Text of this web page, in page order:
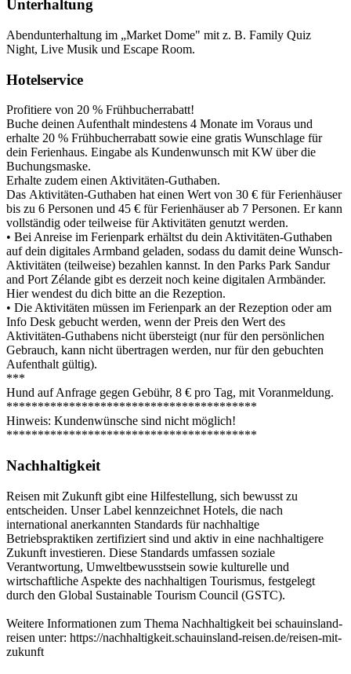
Unterhaltung
Abendunterhaltung im „Market Dome" mit z. B. Family Quiz
Night, Live Musik und Escape Room.
Hotelservice
Profitiere von 20 % Frühbucherrabatt!
Buche deinen Aufenthalt mindestens 4 Monate im Voraus und
erhalte 20 % Frühbucherrabatt sowie eine gratis Wunschlage für
dein Ferienhaus. Eingabe als Kundenwunsch mit KW über die
Buchungsmaske.
Erhalte zudem einen Aktivitäten-Guthaben.
Das Aktivitäten-Guthaben hat einen Wert von 30 € für Ferienhäuser
bis zu 6 Personen und 45 € für Ferienhäuser ab 7 Personen. Er kann
vollständig oder teilweise für Aktivitäten genutzt werden.
• Bei Anreise im Ferienpark erhältst du dein Aktivitäten-Guthaben
auf dein digitales Armband geladen, sodass du damit deine Wunsch-
Aktivitäten (teilweise) bezahlen kannst. In den Parks Park Sandur
and Port Zélande gibt es derzeit noch keine digitalen Armbänder.
Hier wendest du dich bitte an die Rezeption.
• Die Aktivitäten müssen im Ferienpark an der Rezeption oder am
Info Desk gebucht werden, wenn der Preis den Wert des
Aktivitäten-Guthabens nicht übersteigt (nur für den persönlichen
Gebrauch, kann nicht übertragen werden, nur für den gebuchten
Aufenthalt gültig).
***
Hund auf Anfrage gegen Gebühr, 8 € pro Tag, mit Voranmeldung.
****************************************
Hinweis: Kundenwünsche sind nicht möglich!
****************************************
Nachhaltigkeit
Reisen mit Zukunft gibt eine Hilfestellung, sich bewusst zu
entscheiden. Unser Label kennzeichnet Hotels, die nach
international anerkannten Standards für nachhaltige
Betriebspraktiken zertifiziert sind und aktiv in eine nachhaltigere
Zukunft investieren. Diese Standards umfassen soziale
Verantwortung, Umweltbewusstsein sowie kulturelle und
wirtschaftliche Aspekte des nachhaltigen Tourismus, festgelegt
durch den Global Sustainable Tourism Council (GSTC).
Weitere Informationen zum Thema Nachhaltigkeit bei schauinsland-
reisen unter: https://nachhaltigkeit.schauinsland-reisen.de/reisen-mit-
zukunft